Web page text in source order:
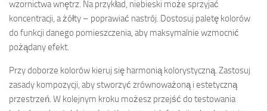
wzornictwa wnętrz. Na przykład, niebieski może sprzyjać
koncentracji, a żółty – poprawiać nastrój. Dostosuj paletę kolorów
do funkcji danego pomieszczenia, aby maksymalnie wzmocnić
pożądany efekt.
Przy doborze kolorów kieruj się harmonią kolorystyczną. Zastosuj
zasady kompozycji, aby stworzyć zrównoważoną i estetyczną
przestrzeń. W kolejnym kroku możesz przejść do testowania